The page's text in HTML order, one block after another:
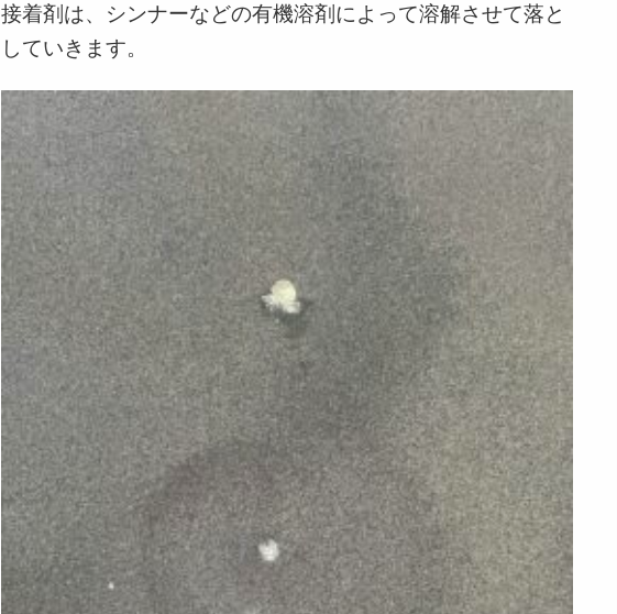
接着剤は、シンナーなどの有機溶剤によって溶解させて落と
していきます。